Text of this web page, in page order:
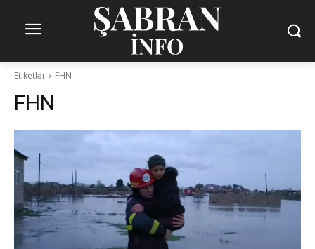
Etiketlər FHN
FHN